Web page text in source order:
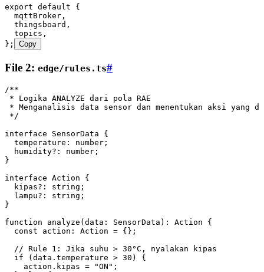
export default {
  mqttBroker
,
  thingsboard
,
  topics
,
} ; Copy
File 2: edge/rules.ts#
/**
* Logika ANALYZE dari pola RAE
* Menganalisis data sensor dan menentukan aksi yang
*/
interface SensorData {
  temperature
: number ;
  humidity
?: number ;
}
interface Action {
  kipas
?: string ;
  lampu
?: string ;
}
function analyze ( data : SensorData ) : Action {
  const
action : Action = {};
  // Rule 1: Jika suhu > 30°C, nyalakan kipas
  if
( data .temperature > 30 ) {
    action
.kipas = "ON" ;